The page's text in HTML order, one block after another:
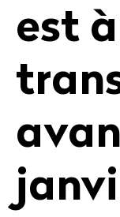
est à